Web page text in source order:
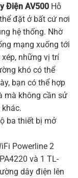
Điện AV500 Hỗ
đặt ở bất cứ nơi
hệ thống. Nhờ
mạng xuống tới
những vị trí
khó có thể
bạn có thể hợp
mà không cần sử
ba thiết bị mở
Powerline 2
và 1 TL-
dây điện lên